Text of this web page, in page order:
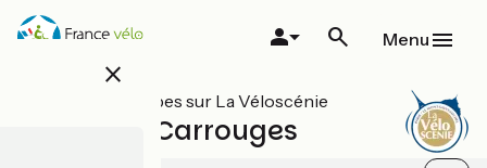
Aller
au
close
Menu
Toutes les étapes sur La Véloscénie
Alençon / Carrouges